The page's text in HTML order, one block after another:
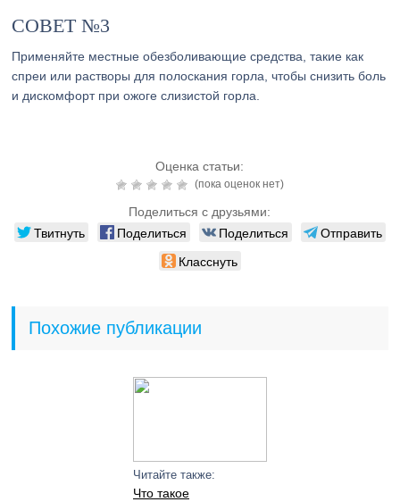
СОВЕТ №3
Применяйте местные обезболивающие средства, такие как
спреи или растворы для полоскания горла, чтобы снизить боль
и дискомфорт при ожоге слизистой горла.
Оценка статьи:
(пока оценок нет)
Поделиться с друзьями:
Твитнуть Поделиться Поделиться
Отправить
Класснуть
Похожие публикации
Читайте также:
Что такое